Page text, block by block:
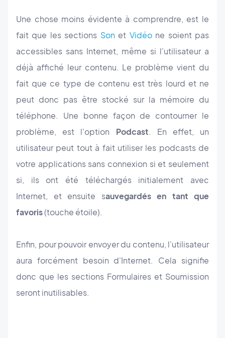
Une chose moins évidente à comprendre, est le
fait que les sections Sonet Vidéone soient pas
accessibles sans Internet, même si l'utilisateur a
déjà affiché leur contenu. Le problème vient du
fait que ce type de contenu est très lourd et ne
peut donc pas être stocké sur la mémoire du
téléphone. Une bonne façon de contourner le
problème, est l'option Podcast. En effet, un
utilisateur peut tout à fait utiliser les podcasts de
votre applications sans connexion si et seulement
si, ils ont été téléchargés initialement avec
Internet, et ensuite sauvegardés en tant que
favoris(touche étoile).
Enfin, pour pouvoir envoyer du contenu, l'utilisateur
aura forcément besoin d'Internet. Cela signifie
donc que les sections Formulaires et Soumission
seront inutilisables.